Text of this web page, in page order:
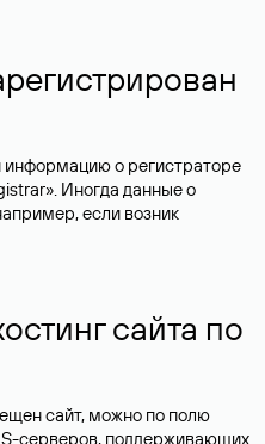
о регистраторе
Иногда данные о
если возник
сайта по
сайт, можно по полю
серверов, поддерживающих